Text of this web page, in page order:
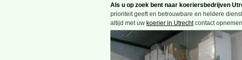
Als u op zoek bent naar koeriersbedrijven
prioriteit geeft en betrouwbare en heldere
altijd met uw koerier in Utrechtcontact